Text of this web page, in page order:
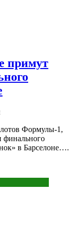
примут
Формулы-1,
финального
в Барселоне….